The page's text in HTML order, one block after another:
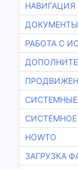
НАВИГАЦИЯ
ДОКУМЕНТЫ
РАБОТА С
HOWTO
ЗАГРУЗКА